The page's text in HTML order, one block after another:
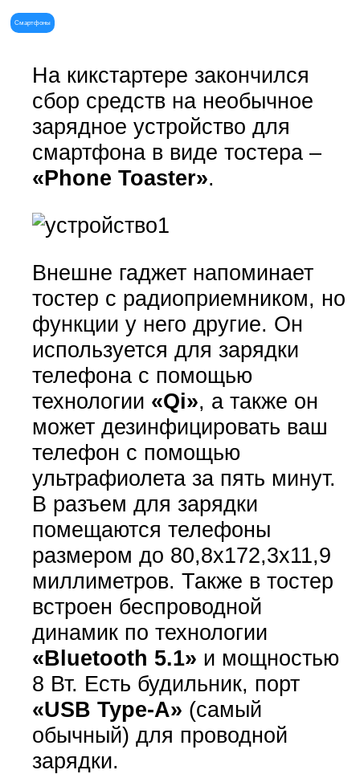
Смартфоны
На кикстартере закончился
сбор средств на необычное
зарядное устройство для
смартфона в виде тостера –
«Phone Toaster».
Внешне гаджет напоминает
тостер с радиоприемником, но
функции у него другие. Он
используется для зарядки
телефона с помощью
технологии «Qi», а также он
может дезинфицировать ваш
телефон с помощью
ультрафиолета за пять минут.
В разъем для зарядки
помещаются телефоны
размером до 80,8x172,3x11,9
миллиметров. Также в тостер
встроен беспроводной
динамик по технологии
«Bluetooth 5.1» и мощностью
8 Вт. Есть будильник, порт
«USB Type-A» (самый
обычный) для проводной
зарядки.